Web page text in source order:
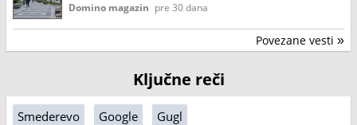
samit „Nova vizija detinjstva“: Vodeći stručnjaci
savremenog odrastanja Kako lakše živeti u bučnom
gradskom stanu Afro
Domino magazin pre 30 dana
Povezane vesti »
Ključne reči
Smederevo Google Gugl